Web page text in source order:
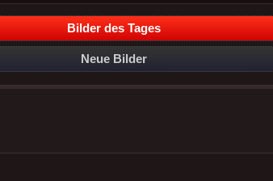
Bilder des Tages
Neue Bilder